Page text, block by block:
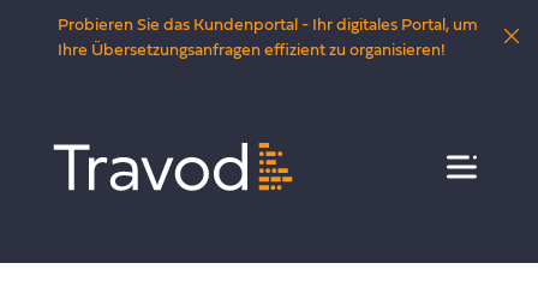
Probieren Sie das Kundenportal - Ihr digitales Portal, um
Ihre Übersetzungsanfragen effizient zu organisieren!
Menü